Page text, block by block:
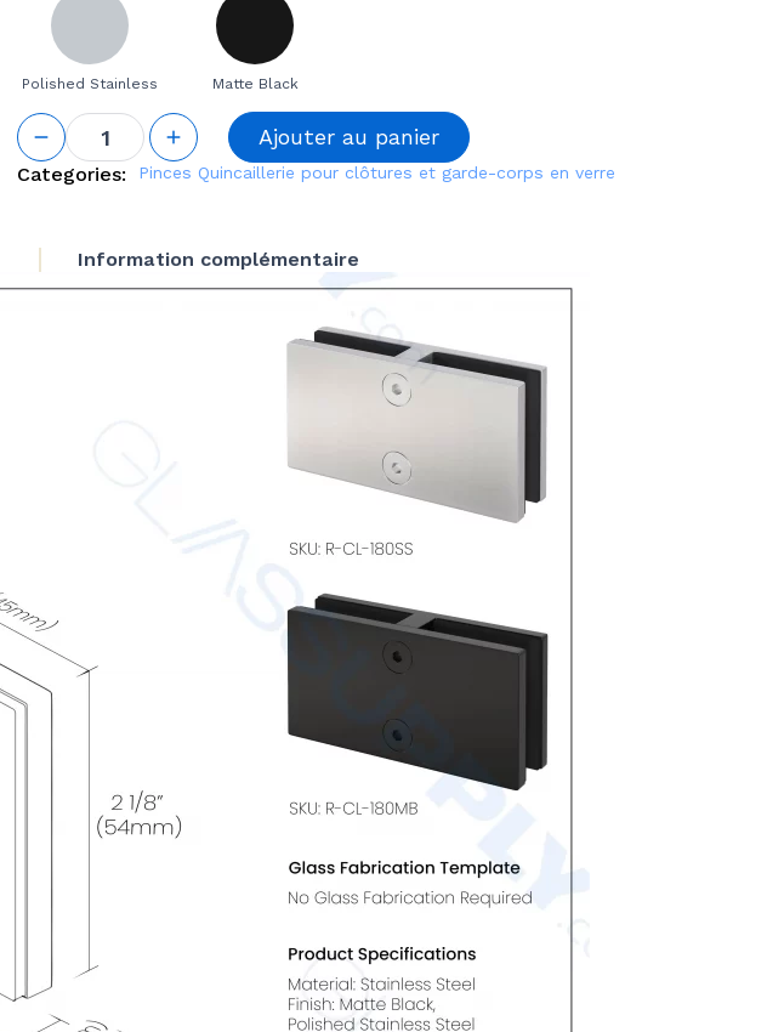
Polished Stainless Matte Black
quantité
de 180°
Square
Glass-
Clamp
Ajouter au panier
Categories: Pinces Quincaillerie pour clôtures et garde-corps en verre
Information complémentaire